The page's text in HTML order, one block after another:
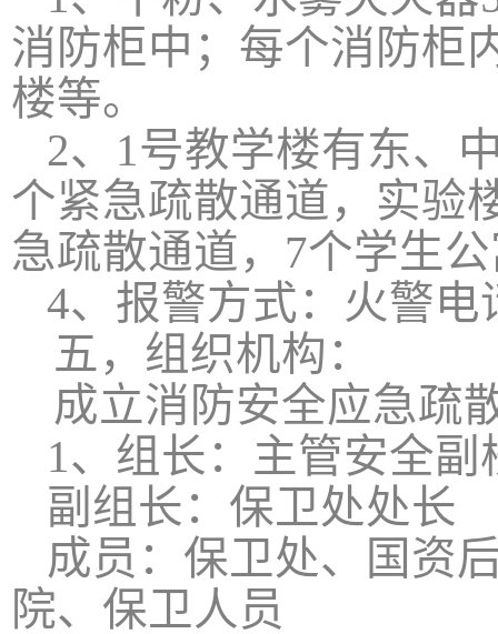
消防柜中；每个消防柜
楼等。
2、 1号教学楼有东、
个紧急疏散通道，实验
急疏散通道， 7个学生
4、报警方式：火警电
五，组织机构：
成立消防安全应急疏
1、组长：主管安全副
副组长：保卫处处长
成员：保卫处、国资
院、保卫人员